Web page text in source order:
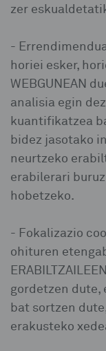
zer
-
horiei esker,
WEBGUNEAN
analisia egin
kuantifikatzea
bidez jasotako
neurtzeko
erabilerari
hobetzeko.
- Fokalizazio
ohituren
gordetzen dute,
bat sortzen
erakusteko